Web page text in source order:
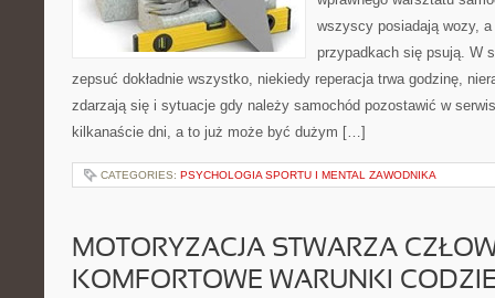
wszyscy posiadają wozy,
przypadkach się psują. W
zepsuć dokładnie wszystko, niekiedy reperacja trwa godzinę,
zdarzają się i sytuacje gdy należy samochód pozostawić w
kilkanaście dni, a to już może być dużym […]
CATEGORIES: PSYCHOLOGIA SPORTU I MENTAL ZAWODNIKA
MOTORYZACJA STWARZA
KOMFORTOWE WARUNKI